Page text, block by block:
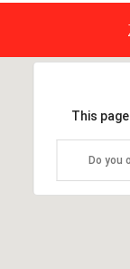
This
Do you